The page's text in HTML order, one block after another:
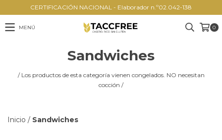
CERTIFICACIÓN NACIONAL - Elaborador n.º02.042-138
MENÚ 0
Sandwiches
/ Los productos de esta categoría vienen congelados. NO necesitan
cocción /
Inicio / Sandwiches